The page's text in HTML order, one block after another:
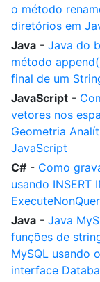
o método
diretórios em
Java - Java do
método
final de um
JavaScript -
vetores nos
Geometria
JavaScript
C# - Como
usando INSERT
Java - Java
funções de
MySQL usando
interface